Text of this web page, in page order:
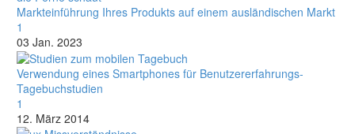
Markteinführung Ihres Produkts auf einem ausländischen Markt
1
03 Jan. 2023
Verwendung eines Smartphones für Benutzererfahrungs-
Tagebuchstudien
1
12. März 2014